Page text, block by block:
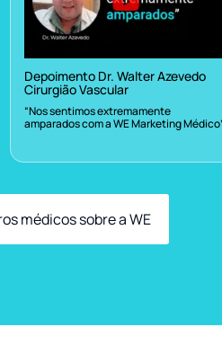
Depoimento Dr. Walter Azevedo
Cirurgião Vascular
“Nos sentimos extremamente
amparados com a WE Marketing
médicos sobre a WE